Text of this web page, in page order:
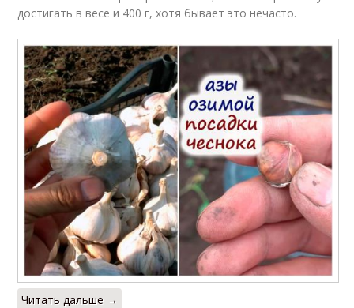
достигать в весе и 400 г, хотя бывает это нечасто.
Читать дальше →